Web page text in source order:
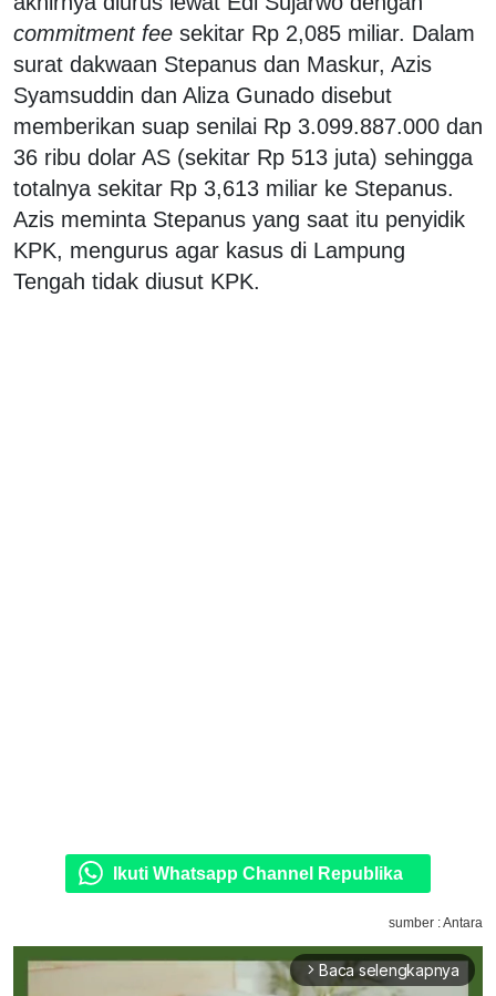
commitment fee sekitar Rp 2,085 miliar. Dalam
surat dakwaan Stepanus dan Maskur, Azis
Syamsuddin dan Aliza Gunado disebut
memberikan suap senilai Rp 3.099.887.000 dan
36 ribu dolar AS (sekitar Rp 513 juta) sehingga
totalnya sekitar Rp 3,613 miliar ke Stepanus.
Azis meminta Stepanus yang saat itu penyidik
KPK, mengurus agar kasus di Lampung
Tengah tidak diusut KPK.
Ikuti Whatsapp Channel Republika
sumber : Antara
arrow_forward_ios Baca selengkapnya